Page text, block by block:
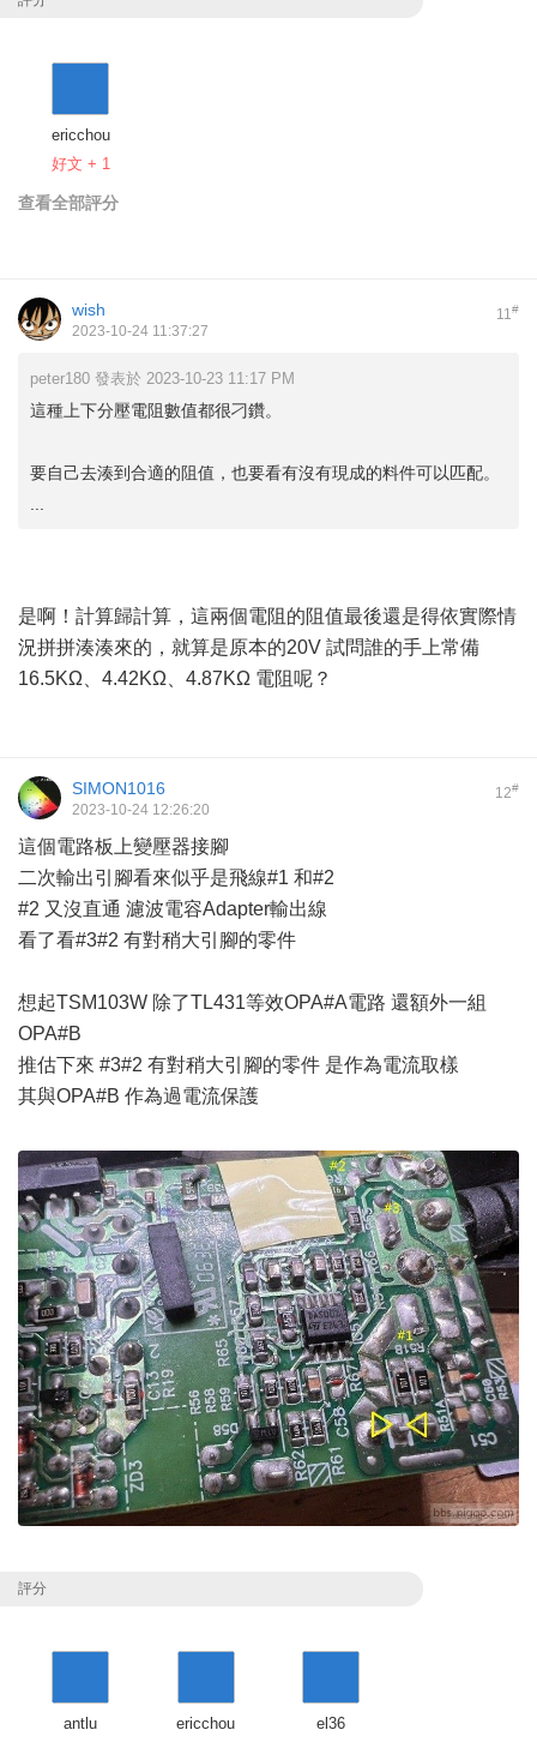
ericchou
好文 + 1
查看全部評分
11#
wish
2023-10-24 11:37:27
peter180 發表於 2023-10-23 11:17 PM
這種上下分壓電阻數值都很刁鑽。
要自己去湊到合適的阻值，也要看有沒有現成的料件可以匹配。
...
是啊！計算歸計算，這兩個電阻的阻值最後還是得依實際情
況拼拼湊湊來的，就算是原本的20V 試問誰的手上常備
16.5KΩ、4.42KΩ、4.87KΩ 電阻呢？
12#
SIMON1016
2023-10-24 12:26:20
這個電路板上變壓器接腳
二次輸出引腳看來似乎是飛線#1 和#2
#2 又沒直通 濾波電容Adapter輸出線
看了看#3#2 有對稍大引腳的零件
想起TSM103W 除了TL431等效OPA#A電路 還額外一組
OPA#B
推估下來 #3#2 有對稍大引腳的零件 是作為電流取樣
其與OPA#B 作為過電流保護
評分
antlu
ericchou
el36